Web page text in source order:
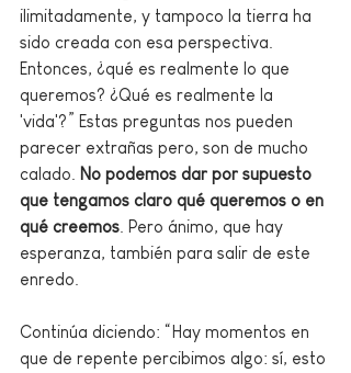
ilimitadamente, y tampoco la tierra ha
sido creada con esa perspectiva.
Entonces, ¿qué es realmente lo que
queremos? ¿Qué es realmente la
'vida'?” Estas preguntas nos pueden
parecer extrañas pero, son de mucho
calado.
No podemos dar por supuesto
que tengamos claro qué queremos o en
qué creemos . Pero ánimo, que hay
esperanza, también para salir de este
enredo.
Continúa diciendo: “Hay momentos en
que de repente percibimos algo: sí, esto